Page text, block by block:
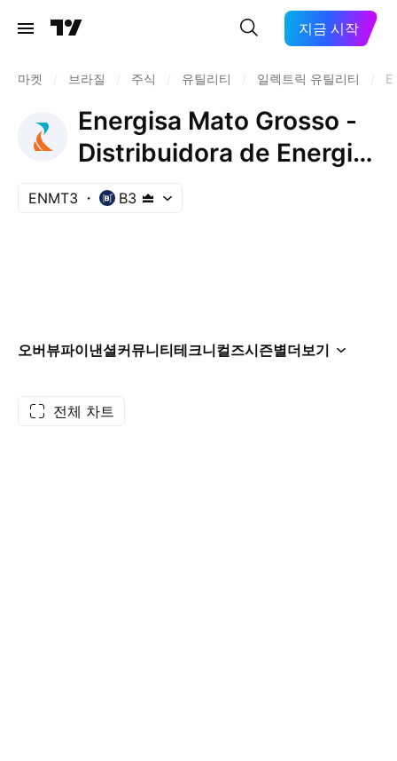
지금 시작
마켓 브라질 주식 유틸리티 일렉트릭 유틸리티
Energisa Mato Grosso -
Distribuidora de Energia
Sa
ENMT3 B3
오버뷰파이낸셜커뮤니티테크니컬즈시즌별더보기
전체 차트